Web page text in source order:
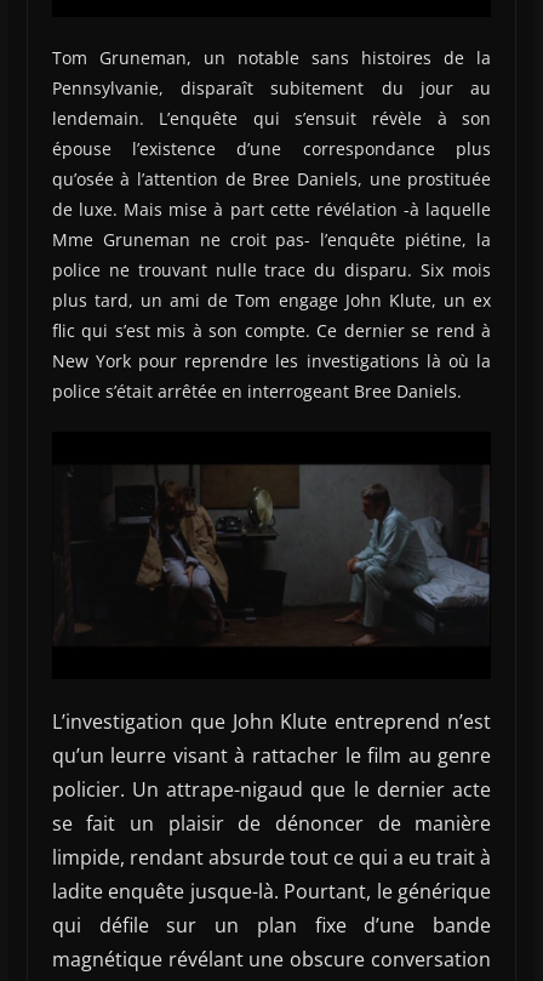
Tom Gruneman, un notable sans histoires de la
Pennsylvanie, disparaît subitement du jour au
lendemain. L’enquête qui s’ensuit révèle à son
épouse l’existence d’une correspondance plus
qu’osée à l’attention de Bree Daniels, une prostituée
de luxe. Mais mise à part cette révélation -à laquelle
Mme Gruneman ne croit pas- l’enquête piétine, la
police ne trouvant nulle trace du disparu. Six mois
plus tard, un ami de Tom engage John Klute, un ex
flic qui s’est mis à son compte. Ce dernier se rend à
New York pour reprendre les investigations là où la
police s’était arrêtée en interrogeant Bree Daniels.
L’investigation que John Klute entreprend n’est
qu’un leurre visant à rattacher le film au genre
policier. Un attrape-nigaud que le dernier acte
se fait un plaisir de dénoncer de manière
limpide, rendant absurde tout ce qui a eu trait à
ladite enquête jusque-là. Pourtant, le générique
qui défile sur un plan fixe d’une bande
magnétique révélant une obscure conversation